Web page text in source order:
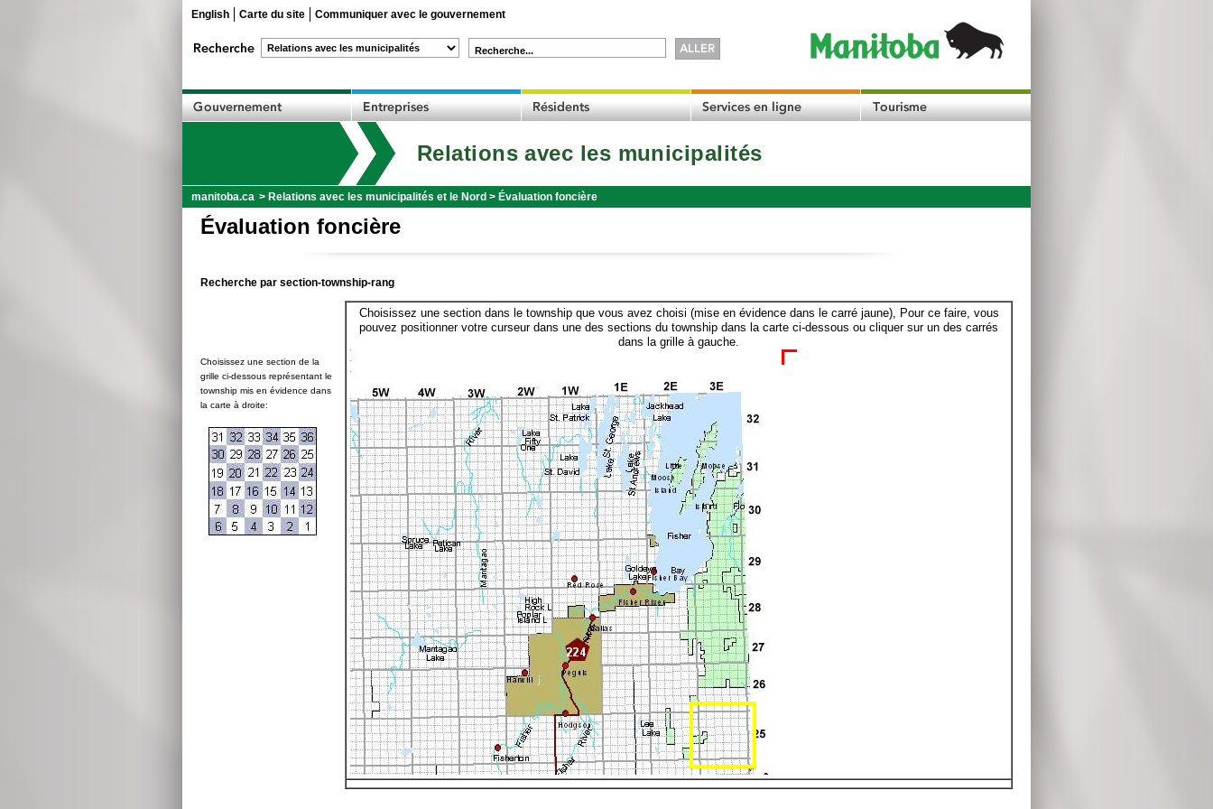
English Carte du site Communiquer avec le gouvernement
Recherche...
Relations avec les municipalités
manitoba.ca > Relations avec les municipalités et le Nord > Évaluation foncière
Évaluation foncière
Recherche par section-township-rang
Choisissez une section de la
grille ci-dessous représentant le
township mis en évidence dans
la carte à droite:
Choisissez une section dans le township que vous avez choisi (mise en évidence dans le carré jaune), Pour ce faire, vous
pouvez positionner votre curseur dans une des sections du township dans la carte ci-dessous ou cliquer sur un des carrés
dans la grille à gauche.